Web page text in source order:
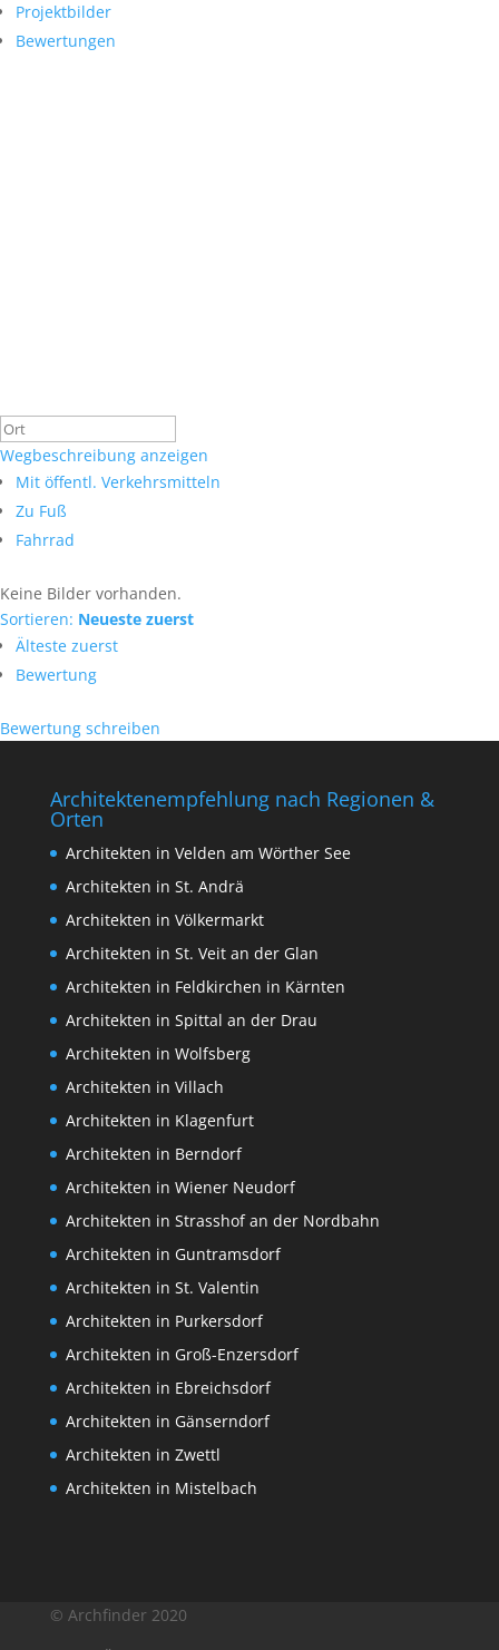
Projektbilder
Bewertungen
Wegbeschreibung anzeigen
Mit öffentl. Verkehrsmitteln
Zu Fuß
Fahrrad
Keine Bilder vorhanden.
Sortieren: Neueste zuerst
Älteste zuerst
Bewertung
Bewertung schreiben
Architektenempfehlung nach Regionen &
Orten
Architekten in Velden am Wörther See
Architekten in St. Andrä
Architekten in Völkermarkt
Architekten in St. Veit an der Glan
Architekten in Feldkirchen in Kärnten
Architekten in Spittal an der Drau
Architekten in Wolfsberg
Architekten in Villach
Architekten in Klagenfurt
Architekten in Berndorf
Architekten in Wiener Neudorf
Architekten in Strasshof an der Nordbahn
Architekten in Guntramsdorf
Architekten in St. Valentin
Architekten in Purkersdorf
Architekten in Groß-Enzersdorf
Architekten in Ebreichsdorf
Architekten in Gänserndorf
Architekten in Zwettl
Architekten in Mistelbach
© Archfinder 2020